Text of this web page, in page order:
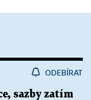
ODEBÍRAT
sazby zatím